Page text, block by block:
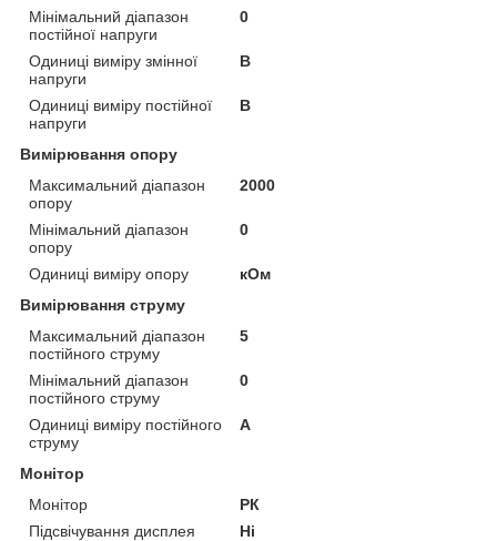
Мінімальний діапазон
постійної напруги
0
Одиниці виміру змінної
напруги
В
Одиниці виміру постійної
напруги
В
Вимірювання опору
Максимальний діапазон
опору
2000
Мінімальний діапазон
опору
0
Одиниці виміру опору
кОм
Вимірювання струму
Максимальний діапазон
постійного струму
5
Мінімальний діапазон
постійного струму
0
Одиниці виміру постійного
струму
А
Монітор
Монітор
РК
Підсвічування дисплея
Ні